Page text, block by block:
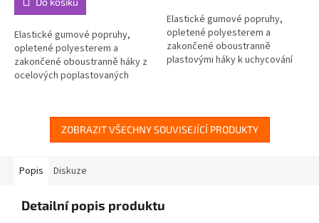
Elastické gumové popruhy,
opletené polyesterem a
zakončené oboustranně háky z
ocelových poplastovaných
Elastické gumové popruhy,
opletené polyesterem a
zakončené oboustranně
plastovými háky k uchycování
ZOBRAZIT VŠECHNY SOUVISEJÍCÍ PRODUKTY
Popis Diskuze
Detailní popis produktu